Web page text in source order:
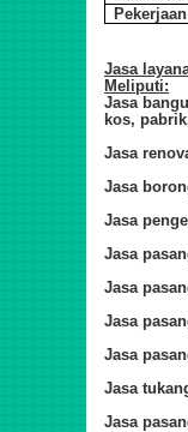
Jasa
Meliputi:
Jasa
kos,
Jasa
Jasa
Jasa
Jasa
Jasa
Jasa
Jasa
Jasa
Jasa